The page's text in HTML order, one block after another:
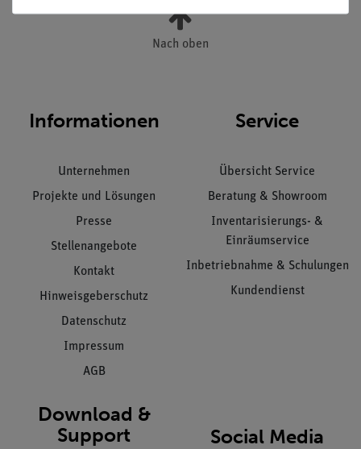
Nach oben
Informationen
Unternehmen
Projekte und Lösungen
Presse
Stellenangebote
Kontakt
Hinweisgeberschutz
Datenschutz
Impressum
AGB
Service
Übersicht Service
Beratung & Showroom
Inventarisierungs- &
Einräumservice
Inbetriebnahme & Schulungen
Kundendienst
Download &
Support
Social Media